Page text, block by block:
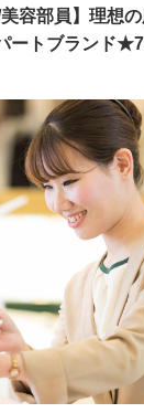
美容部員】理想
ートブランド